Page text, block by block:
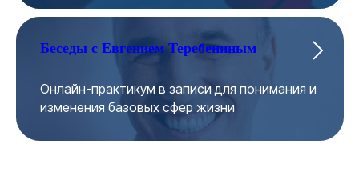
Беседы с Евгением Теребениным
Онлайн-практикум в записи для понимания и
изменения базовых сфер жизни